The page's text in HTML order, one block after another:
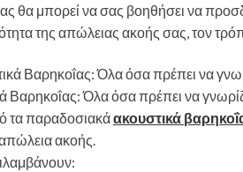
θα μπορεί να σας βοηθήσει να
της απώλειας ακοής σας, τον
Βαρηκοΐας: Όλα όσα πρέπει να
τα παραδοσιακάακουστικά
ακοής.